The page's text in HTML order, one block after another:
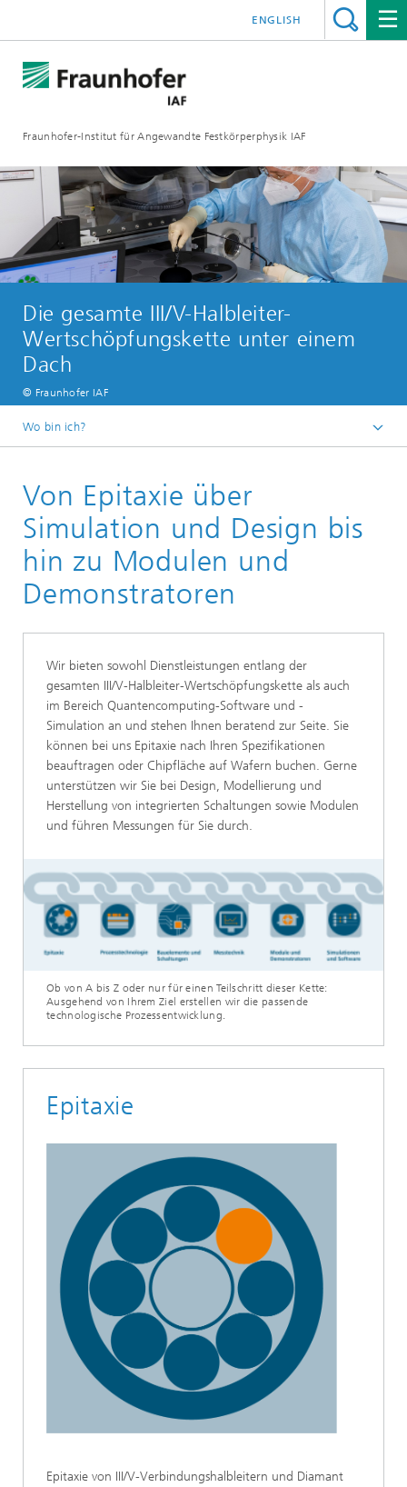
Fraunhofer-Institut für Angewandte Festkörperphysik IAF
ENGLISH
Die gesamte III/V-Halbleiter-
Wertschöpfungskette unter einem
Dach
© Fraunhofer IAF
Wo bin ich?
Unser Angebot
Von Epitaxie über
Simulation und Design bis
hin zu Modulen und
Demonstratoren
Wir bieten sowohl Dienstleistungen entlang der
gesamten III/V-Halbleiter-Wertschöpfungskette als auch
im Bereich Quantencomputing-Software und -
Simulation an und stehen Ihnen beratend zur Seite. Sie
können bei uns Epitaxie nach Ihren Spezifikationen
beauftragen oder Chipfläche auf Wafern buchen. Gerne
unterstützen wir Sie bei Design, Modellierung und
Herstellung von integrierten Schaltungen sowie Modulen
und führen Messungen für Sie durch.
Ob von A bis Z oder nur für einen Teilschritt dieser Kette:
Ausgehend von Ihrem Ziel erstellen wir die passende
technologische Prozessentwicklung.
Epitaxie
Epitaxie von III/V-Verbindungshalbleitern und Diamant